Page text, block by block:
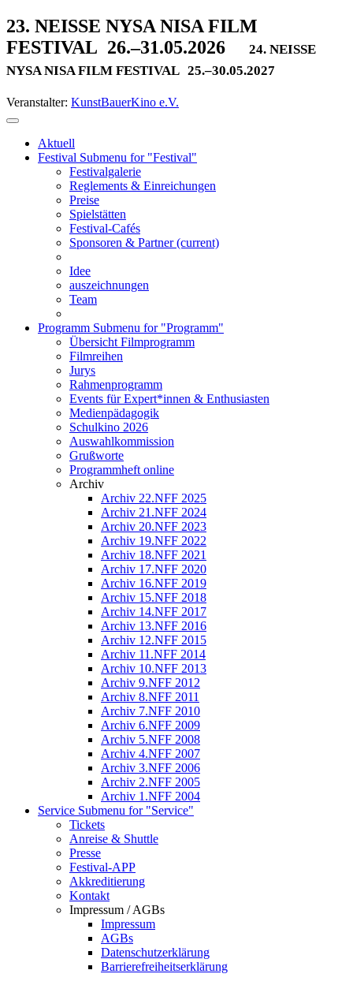
23. NEISSE NYSA NISA FILM
FESTIVAL 26.–31.05.2026
24. NEISSE
NYSA NISA FILM FESTIVAL 25.–30.05.2027
Veranstalter: KunstBauerKino e.V.
Aktuell
Festival Submenu for "Festival"
Festivalgalerie
Reglements & Einreichungen
Preise
Spielstätten
Festival-Cafés
Sponsoren & Partner(current)
Idee
auszeichnungen
Team
Programm Submenu for "Programm"
Übersicht Filmprogramm
Filmreihen
Jurys
Rahmenprogramm
Events für Expert*innen & Enthusiasten
Medienpädagogik
Schulkino 2026
Auswahlkommission
Grußworte
Programmheft online
Archiv
Archiv 22.NFF 2025
Archiv 21.NFF 2024
Archiv 20.NFF 2023
Archiv 19.NFF 2022
Archiv 18.NFF 2021
Archiv 17.NFF 2020
Archiv 16.NFF 2019
Archiv 15.NFF 2018
Archiv 14.NFF 2017
Archiv 13.NFF 2016
Archiv 12.NFF 2015
Archiv 11.NFF 2014
Archiv 10.NFF 2013
Archiv 9.NFF 2012
Archiv 8.NFF 2011
Archiv 7.NFF 2010
Archiv 6.NFF 2009
Archiv 5.NFF 2008
Archiv 4.NFF 2007
Archiv 3.NFF 2006
Archiv 2.NFF 2005
Archiv 1.NFF 2004
Service Submenu for "Service"
Tickets
Anreise & Shuttle
Presse
Festival-APP
Akkreditierung
Kontakt
Impressum / AGBs
Impressum
AGBs
Datenschutzerklärung
Barrierefreiheitserklärung